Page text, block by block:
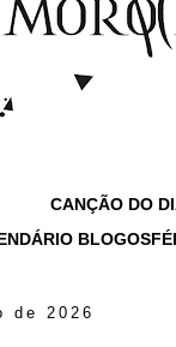
CANÇÃO DO
de 2026